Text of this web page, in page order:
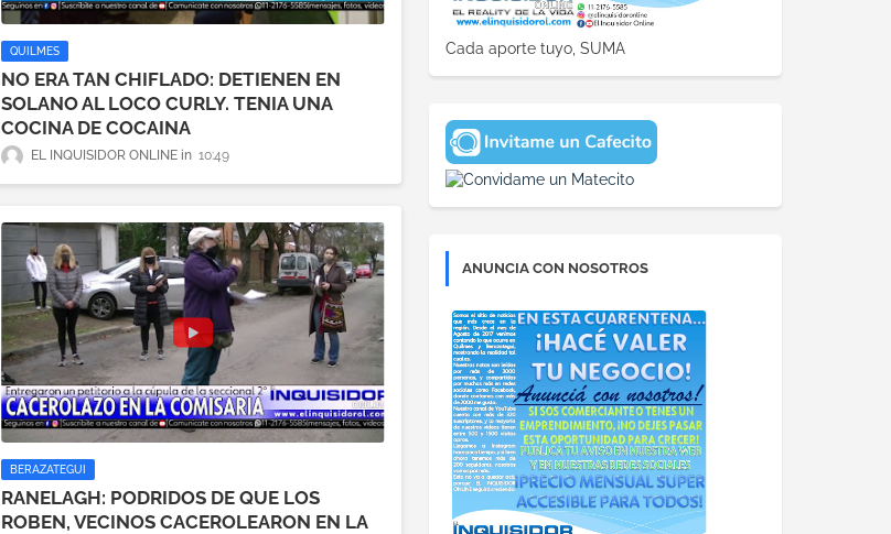
QUILMES
NO ERA TAN CHIFLADO: DETIENEN EN
SOLANO AL LOCO CURLY. TENIA UNA
COCINA DE COCAINA
EL INQUISIDOR ONLINE 10:49
BERAZATEGUI
RANELAGH: PODRIDOS DE QUE LOS
ROBEN, VECINOS CACEROLEARON EN LA
Cada aporte tuyo, SUMA
ANUNCIA CON NOSOTROS